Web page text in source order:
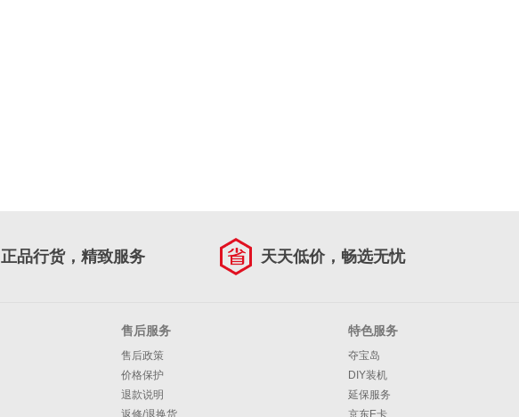
正品行货，精致服务 天天低价，畅选无忧
售后服务
售后政策
价格保护
退款说明
返修/退换货
特色服务
夺宝岛
DIY装机
延保服务
京东E卡